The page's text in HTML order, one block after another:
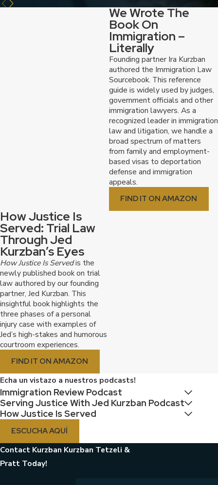
We Wrote The
Book On
Immigration –
Literally
Founding partner Ira Kurzban
authored the Immigration Law
Sourcebook. This reference
guide is widely used by judges,
government officials and other
immigration lawyers. As a
recognized leader in immigration
law and litigation, we handle a
broad spectrum of matters
from family and employment-
based visas to deportation
defense and immigration
appeals.
FIND IT ON AMAZON
How Justice Is
Served: Trial Law
Through Jed
Kurzban’s Eyes
How Justice Is Servedis the
newly published book on trial
law authored by our founding
partner, Jed Kurzban. This
insightful book highlights the
three phases of a personal
injury case with examples of
Jed’s high-stakes and humorous
courtroom experiences.
FIND IT ON AMAZON
Echa un vistazo a nuestros podcasts!
Immigration Review Podcast
Serving Justice With Jed Kurzban Podcast
How Justice Is Served
ESCUCHA AQUÍ
Contact Kurzban Kurzban Tetzeli &
Pratt Today!